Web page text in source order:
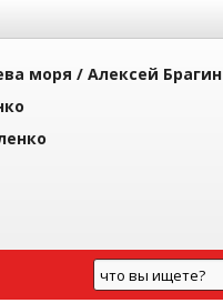
моря / Алексей Брагин